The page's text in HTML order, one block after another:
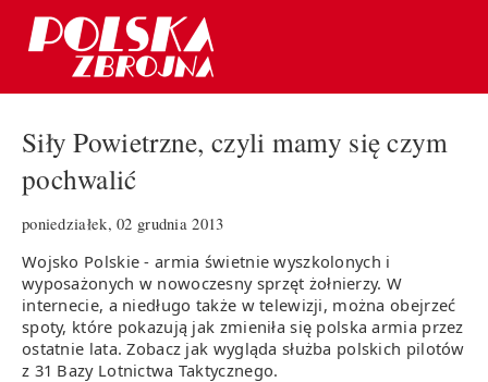
Siły Powietrzne, czyli mamy się czym
pochwalić
poniedziałek, 02 grudnia 2013
Wojsko Polskie - armia świetnie wyszkolonych i
wyposażonych w nowoczesny sprzęt żołnierzy. W
internecie, a niedługo także w telewizji, można obejrzeć
spoty, które pokazują jak zmieniła się polska armia przez
ostatnie lata. Zobacz jak wygląda służba polskich pilotów
z 31 Bazy Lotnictwa Taktycznego.